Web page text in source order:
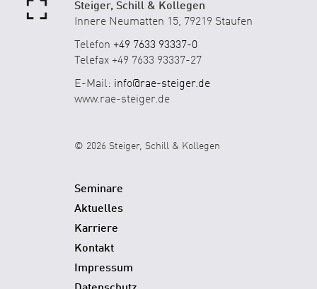
Steiger, Schill & Kollegen
Innere Neumatten 15, 79219 Staufen
Telefon +49 7633 93337-0
Telefax +49 7633 93337-27
E-Mail: info@rae-steiger.de
www.rae-steiger.de
© 2026 Steiger, Schill & Kollegen
Seminare
Aktuelles
Karriere
Kontakt
Impressum